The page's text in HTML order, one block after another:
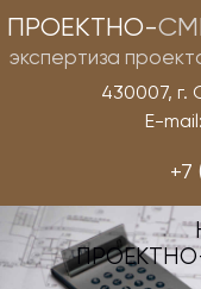
ПРОЕКТНО-
экспертиза
430007, г.
E-
+7